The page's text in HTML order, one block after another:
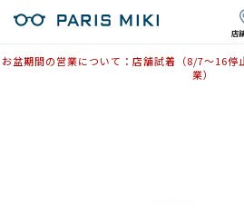
店
お盆期間の営業について：店舗試着（8/7〜16
業）